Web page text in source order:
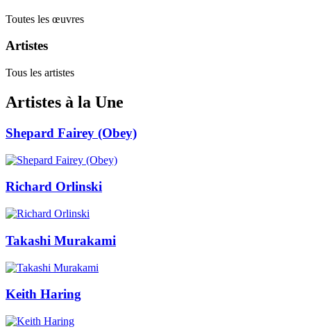
Toutes les œuvres
Artistes
Tous les artistes
Artistes à la Une
Shepard Fairey (Obey)
Richard Orlinski
Takashi Murakami
Keith Haring